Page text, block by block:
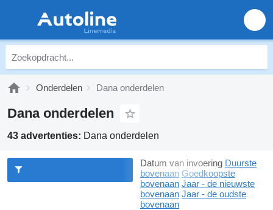
Onderdelen Dana onderdelen
Dana onderdelen
43 advertenties: Dana onderdelen
Datum van invoering Duurste
bovenaan Goedkoopste
bovenaan Jaar - de nieuwste
bovenaan Jaar - de oudste
bovenaan